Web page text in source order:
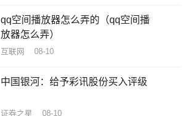
qq空间播放器怎么弄的（qq空间播
放器怎么弄）
互联网 08-10
中国银河：给予彩讯股份买入评级
证券之星 08-10